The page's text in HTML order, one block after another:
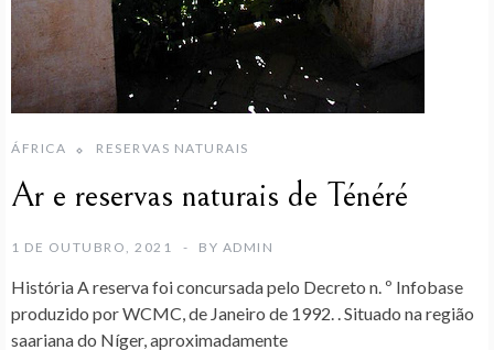
ÁFRICA RESERVAS NATURAIS
Ar e reservas naturais de Ténéré
1 DE OUTUBRO, 2021 BY ADMIN
História A reserva foi concursada pelo Decreto n. º Infobase
produzido por WCMC, de Janeiro de 1992. . Situado na região
saariana do Níger, aproximadamente